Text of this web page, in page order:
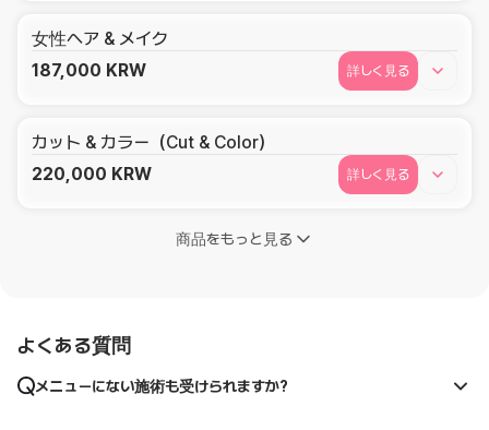
女性ヘア & メイク
187,000 KRW 詳しく見る
カット & カラー（Cut & Color）
220,000 KRW 詳しく見る
商品をもっと見る
よくある質問
メニューにない施術も受けられますか?